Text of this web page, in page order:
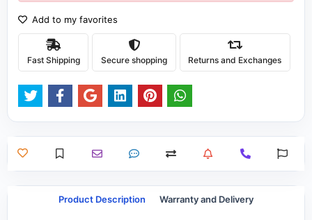
Add to my favorites
Fast Shipping Secure shopping Returns and Exchanges
Product Description Warranty and Delivery